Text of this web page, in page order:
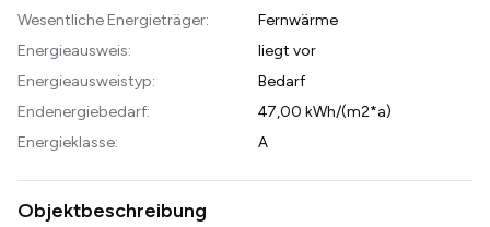
Wesentliche Energieträger:
Fernwärme
Energieausweis:
liegt vor
Energieausweistyp:
Bedarf
Endenergiebedarf:
47,00 kWh/(m2*a)
Energieklasse:
A
Objektbeschreibung